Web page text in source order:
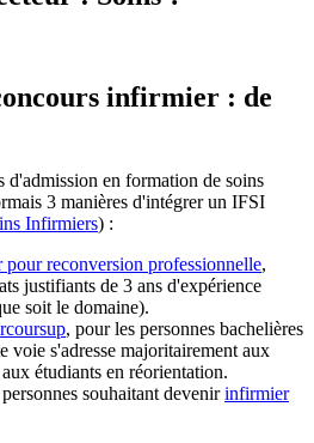
infirmier : de
d'admission en formation de soins
3 manières d'intégrer un IFSI
Infirmiers) :
reconversion professionnelle,
justifiants de 3 ans d'expérience
soit le domaine).
, pour les personnes bachelières
voie s'adresse majoritairement aux
étudiants en réorientation.
souhaitant devenirinfirmier